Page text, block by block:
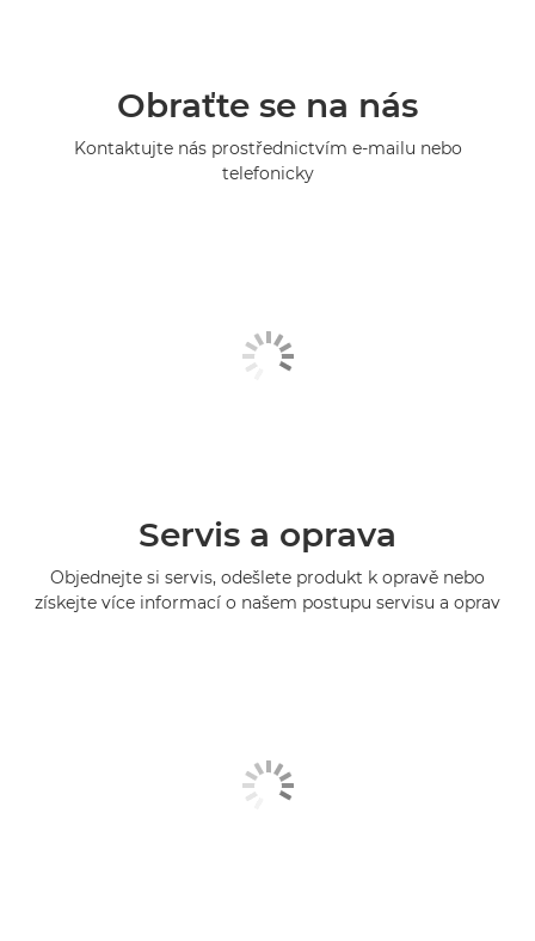
Obraťte se na nás
Kontaktujte nás prostřednictvím e-mailu nebo
telefonicky
Servis a oprava
Objednejte si servis, odešlete produkt k opravě nebo
získejte více informací o našem postupu servisu a oprav